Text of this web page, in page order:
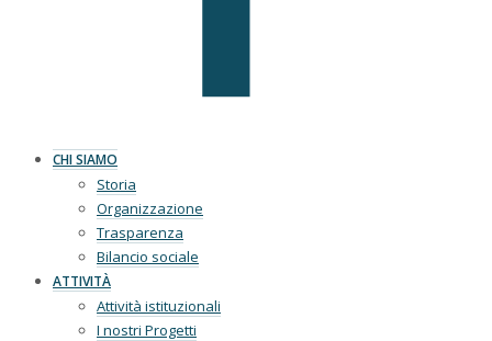
CHI SIAMO
Storia
Organizzazione
Trasparenza
Bilancio sociale
ATTIVITÀ
Attività istituzionali
I nostri Progetti